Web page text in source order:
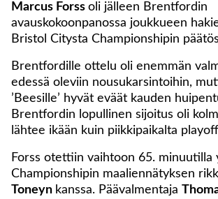
Marcus Forss oli jälleen Brentfordin
avauskokoonpanossa joukkueen
Bristol Citysta Championshipin
Brentfordille ottelu oli enemmän
edessä oleviin nousukarsintoihin,
’Beesille’ hyvät eväät kauden
Brentfordin lopullinen sijoitus oli
lähtee ikään kuin piikkipaikalta
Forss otettiin vaihtoon 65. minuutilla
Championshipin maaliennätyksen
Toneyn kanssa. Päävalmentaja